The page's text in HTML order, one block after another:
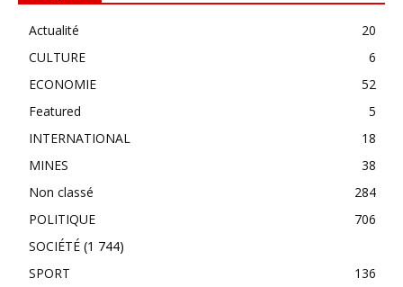
Actualité
20
CULTURE
6
ECONOMIE
52
Featured
5
INTERNATIONAL
18
MINES
38
Non classé
284
POLITIQUE
706
SOCIÉTÉ (1 744)
SPORT
136